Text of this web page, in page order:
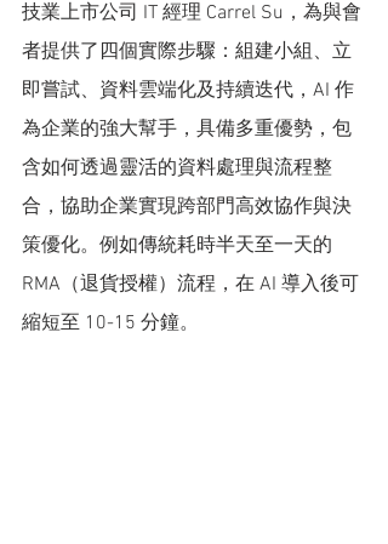
技業上市公司 IT 經理 Carrel Su，為與會
者提供了四個實際步驟：組建小組、立
即嘗試、資料雲端化及持續迭代，AI 作
為企業的強大幫手，具備多重優勢，包
含如何透過靈活的資料處理與流程整
合，協助企業實現跨部門高效協作與決
策優化。例如傳統耗時半天至一天的
RMA（退貨授權）流程，在 AI 導入後可
縮短至 10-15 分鐘。